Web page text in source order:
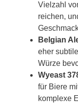
Vielzahl
reichen,
Belgian
eher
Würze
Wyeast
für Biere
komplexe